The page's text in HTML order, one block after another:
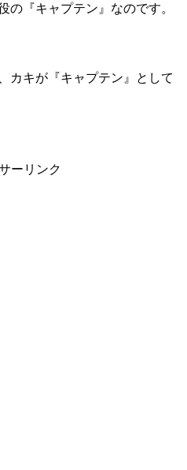
の『キャプテン』なのです。
カキが『キャプテン』として
ーリンク